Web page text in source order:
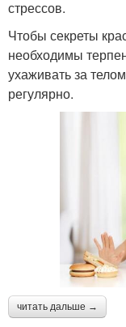
стрессов.
Чтобы секреты
необходимы
ухаживать за
регулярно.
читать дальше →